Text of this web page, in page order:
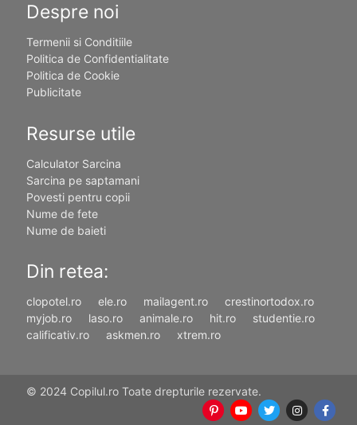
Despre noi
Termenii si Conditiile
Politica de Confidentialitate
Politica de Cookie
Publicitate
Resurse utile
Calculator Sarcina
Sarcina pe saptamani
Povesti pentru copii
Nume de fete
Nume de baieti
Din retea:
clopotel.ro ele.ro mailagent.ro
crestinortodox.ro
myjob.ro
laso.ro animale.ro hit.ro
studentie.ro
calificativ.ro
askmen.ro xtrem.ro
© 2024 Copilul.ro Toate drepturile rezervate.